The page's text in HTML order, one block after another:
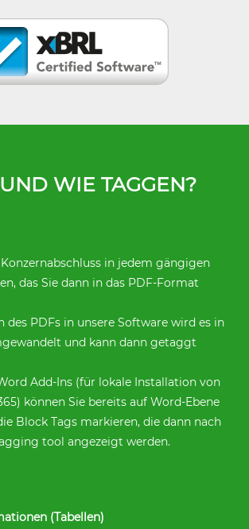
WIE TAGGEN?
in jedem gängigen
das Sie dann in das PDF-Format
des PDFs in unsere Software wird es in
und kann dann getaggt
Add-Ins (für lokale Installation von
können Sie bereits auf Word-Ebene
Block Tags markieren, die dann nach
tool angezeigt werden.
(Tabellen)